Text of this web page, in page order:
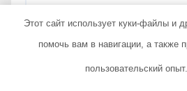
Этот сайт использует куки-файлы и
помочь вам в навигации, а также
пользовательский опыт.